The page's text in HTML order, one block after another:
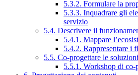
5.3.2. Formulare la
5.3.3. Inquadrare gli
servizio
5.4. Descrivere il
5.4.1. Mappare
5.4.2. Rappresentare i
5.5. Co-progettare le soluzioni
5.5.1. Workshop di co-